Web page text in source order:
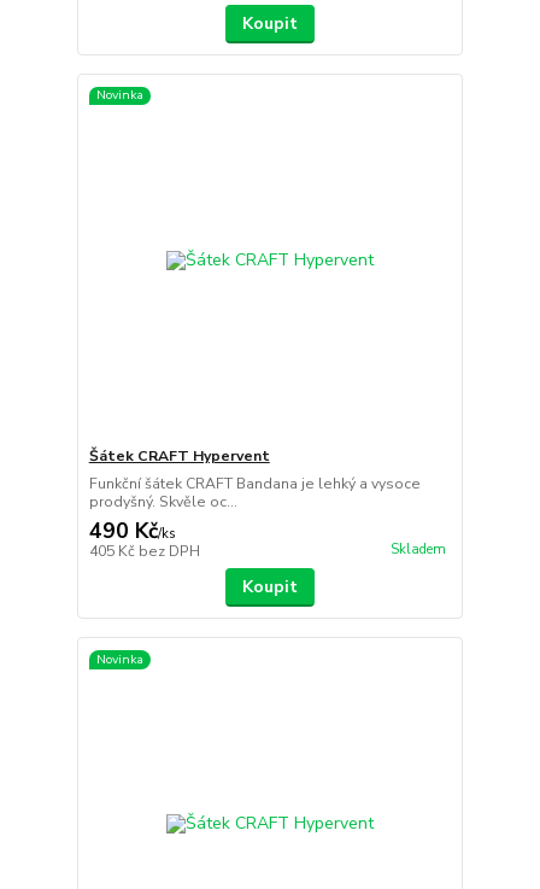
Koupit
Novinka
Šátek CRAFT Hypervent
Funkční šátek CRAFT Bandana je lehký a vysoce
prodyšný. Skvěle oc...
490 Kč/ks
405 Kč bez DPH Skladem
Koupit
Novinka